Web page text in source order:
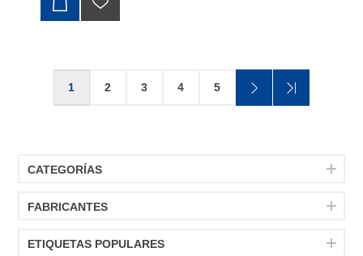
1 2 3 4 5
CATEGORÍAS
FABRICANTES
ETIQUETAS POPULARES